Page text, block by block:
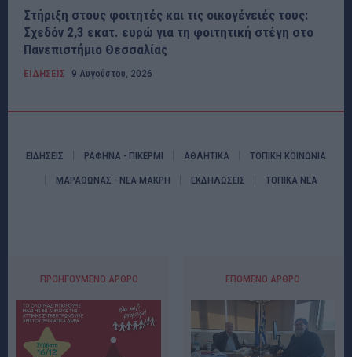
Στήριξη στους φοιτητές και τις οικογένειές τους:
Σχεδόν 2,3 εκατ. ευρώ για τη φοιτητική στέγη στο
Πανεπιστήμιο Θεσσαλίας
ΕΙΔΗΣΕΙΣ 9 Αυγούστου, 2026
ΕΙΔΗΣΕΙΣ ΡΑΦΗΝΑ - ΠΙΚΕΡΜΙ ΑΘΛΗΤΙΚΑ ΤΟΠΙΚΗ ΚΟΙΝΩΝΙΑ
ΜΑΡΑΘΩΝΑΣ - ΝΕΑ ΜΑΚΡΗ ΕΚΔΗΛΩΣΕΙΣ ΤΟΠΙΚΑ ΝΕΑ
ΠΡΟΗΓΟΎΜΕΝΟ ΆΡΘΡΟ ΕΠΌΜΕΝΟ ΆΡΘΡΟ